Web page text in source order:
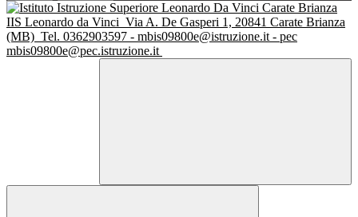
IIS Leonardo da Vinci Via A. De Gasperi 1, 20841 Carate Brianza
(MB) Tel. 0362903597 - mbis09800e@istruzione.it - pec
mbis09800e@pec.istruzione.it